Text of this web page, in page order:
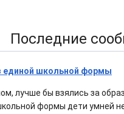
Последние
единой школьной формы
лучше бы взялись за
формы дети умней